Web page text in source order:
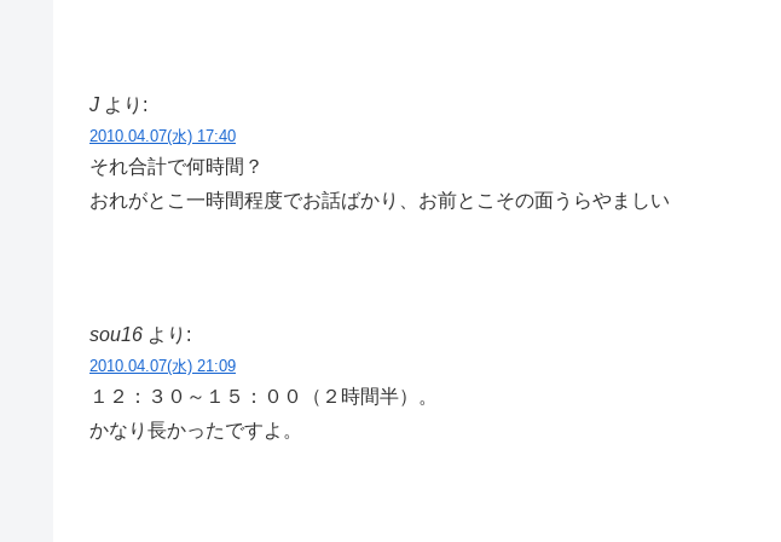
J より:
2010.04.07(水) 17:40
それ合計で何時間？
おれがとこ一時間程度でお話ばかり、お前とこその面うらやましい
sou16 より:
2010.04.07(水) 21:09
１２：３０～１５：００（２時間半）。
かなり長かったですよ。